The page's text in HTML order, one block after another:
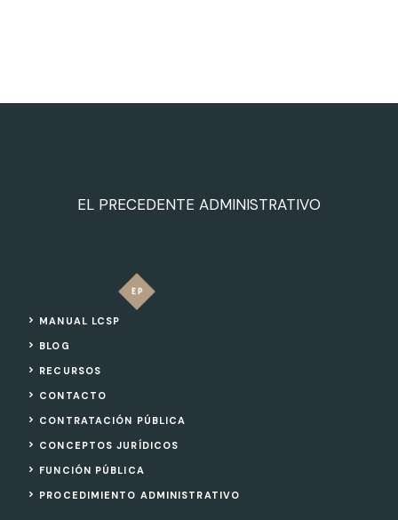
EL PRECEDENTE ADMINISTRATIVO
MANUAL LCSP
BLOG
RECURSOS
CONTACTO
CONTRATACIÓN PÚBLICA
CONCEPTOS JURÍDICOS
FUNCIÓN PÚBLICA
PROCEDIMIENTO ADMINISTRATIVO